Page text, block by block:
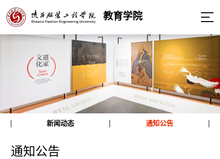
教育学院
新闻动态 通知公告
通知公告